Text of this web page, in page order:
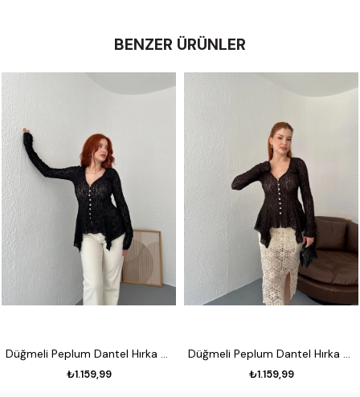
BENZER ÜRÜNLER
Düğmeli Peplum Dantel Hırka Siyah
₺1.159,99
Düğmeli Peplum Dantel Hırka Koyu kahve
₺1.159,99